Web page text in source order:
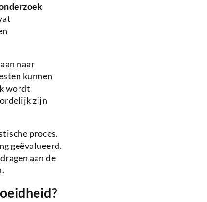
naar
kunnen
wordt
zijn
proces.
geëvalueerd.
aan de